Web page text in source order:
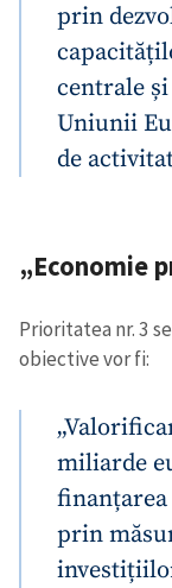
prin
centrale
Uniunii
de
„Economie
Prioritatea nr. 3
obiective vor fi:
miliarde
prin